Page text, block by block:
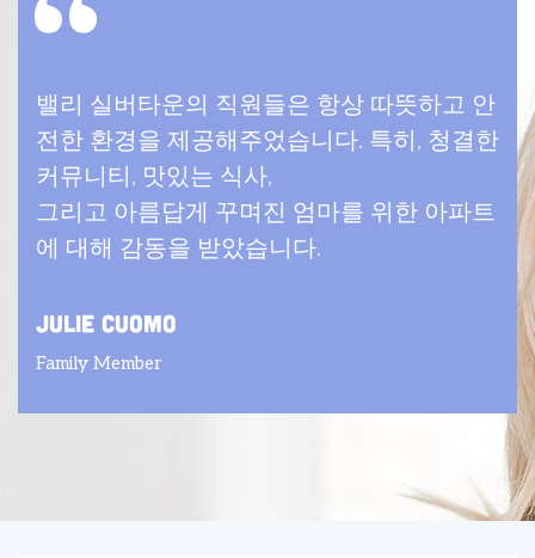
밸리 실버타운의 직원들은 항상 따뜻하고 안
전한 환경을 제공해주었습니다. 특히, 청결한
커뮤니티, 맛있는 식사,
그리고 아름답게 꾸며진 엄마를 위한 아파트
에 대해 감동을 받았습니다.
Julie Cuomo
Family Member